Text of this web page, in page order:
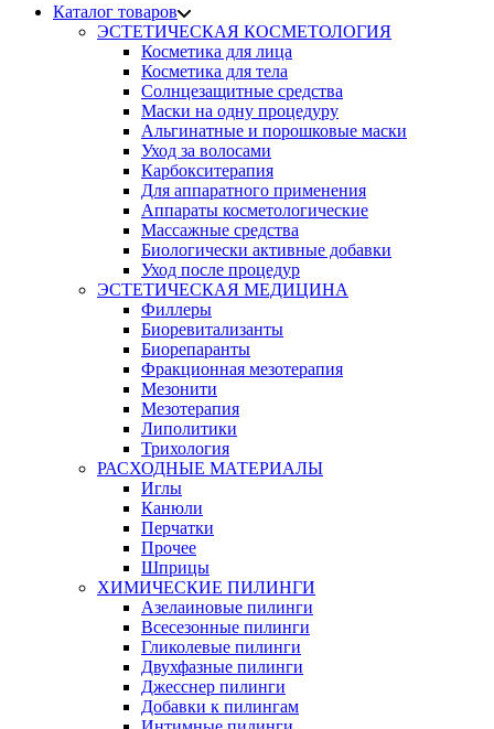
Каталог товаров
ЭСТЕТИЧЕСКАЯ КОСМЕТОЛОГИЯ
Косметика для лица
Косметика для тела
Солнцезащитные средства
Маски на одну процедуру
Альгинатные и порошковые маски
Уход за волосами
Карбокситерапия
Для аппаратного применения
Аппараты косметологические
Массажные средства
Биологически активные добавки
Уход после процедур
ЭСТЕТИЧЕСКАЯ МЕДИЦИНА
Филлеры
Биоревитализанты
Биорепаранты
Фракционная мезотерапия
Мезонити
Мезотерапия
Липолитики
Трихология
РАСХОДНЫЕ МАТЕРИАЛЫ
Иглы
Канюли
Перчатки
Прочее
Шприцы
ХИМИЧЕСКИЕ ПИЛИНГИ
Азелаиновые пилинги
Всесезонные пилинги
Гликолевые пилинги
Двухфазные пилинги
Джесснер пилинги
Добавки к пилингам